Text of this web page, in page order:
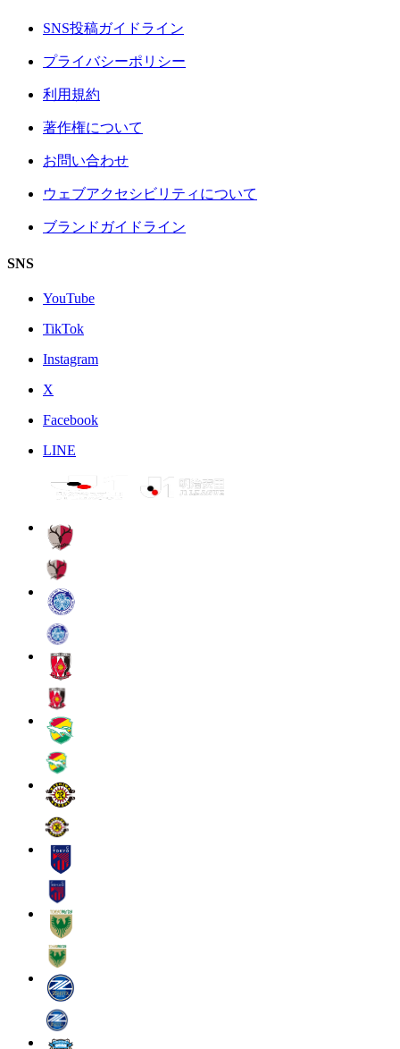
SNS投稿ガイドライン
プライバシーポリシー
利用規約
著作権について
お問い合わせ
ウェブアクセシビリティについて
ブランドガイドライン
SNS
YouTube
TikTok
Instagram
X
Facebook
LINE